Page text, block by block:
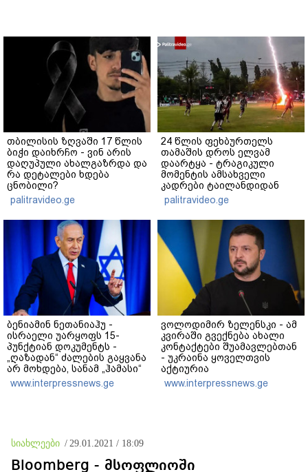
თბილისის ზღვაში 17 წლის
ბიჭი დაიხრჩო - ვინ არის
დაღუპული ახალგაზრდა და
რა დეტალები ხდება
ცნობილი?
palitravideo.ge
24 წლის ფეხბურთელს
თამაშის დროს ელვამ
დაარტყა - ტრაგიკული
მომენტის ამსახველი
კადრები ტაილანდიდან
მედიაში ვრცელდება
palitravideo.ge
ბენიამინ ნეთანიაჰუ -
ისრაელი უარყოფს 15-
პუნქტიან დოკუმენტს -
„ღაზადან“ ძალების გაყვანა
არ მოხდება, სანამ „ჰამასი“
ნამდვილად არ
განიარაღდება
www.interpressnews.ge
ვოლოდიმირ ზელენსკი - ამ
კვირაში გვექნება ახალი
კონტაქტები შუამავლებთან
- უკრაინა ყოველთვის
აქტიურია
www.interpressnews.ge
სიახლეები / 29.01.2021 / 18:09
Bloomberg - მსოფლიოში